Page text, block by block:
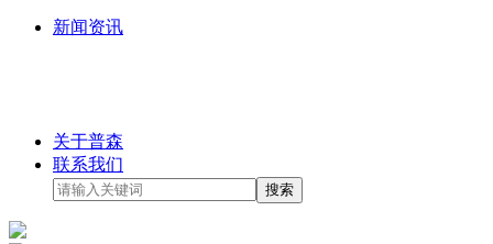
新闻资讯
关于普森
联系我们